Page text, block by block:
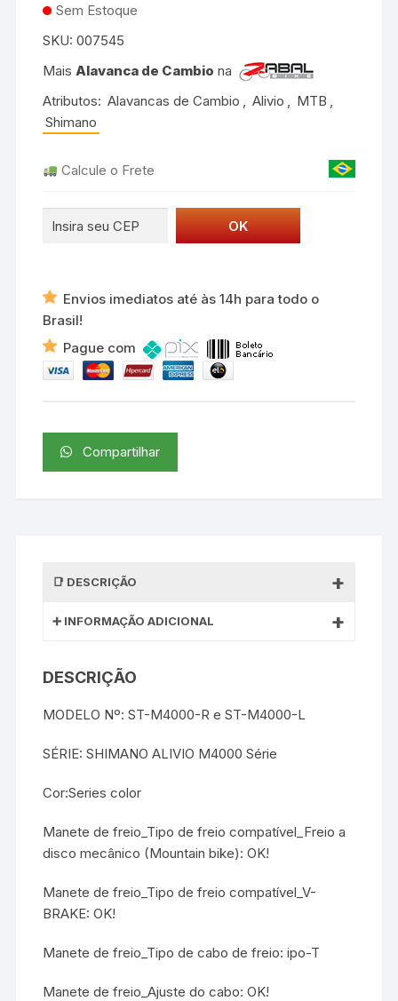
Sem Estoque
SKU:007545
MaisAlavanca de Cambio na
Atributos: Alavancas de Cambio , Alivio , MTB ,
Shimano
Calcule o Frete
Envios imediatos até às 14h para todo o
Brasil!
Pague com
Compartilhar
DESCRIÇÃO
INFORMAÇÃO ADICIONAL
DESCRIÇÃO
MODELO Nº: ST-M4000-R e ST-M4000-L
SÉRIE: SHIMANO ALIVIO M4000 Série
Cor:Series color
Manete de freio_Tipo de freio compatível_Freio a
disco mecânico (Mountain bike): OK!
Manete de freio_Tipo de freio compatível_V-
BRAKE: OK!
Manete de freio_Tipo de cabo de freio: ipo-T
Manete de freio_Ajuste do cabo: OK!